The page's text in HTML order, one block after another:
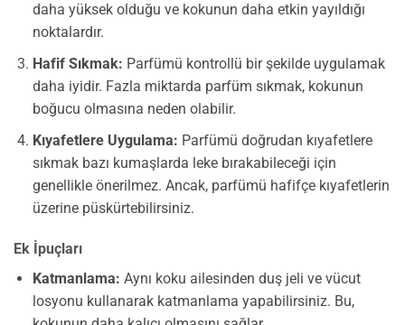
daha yüksek olduğu ve kokunun daha etkin yayıldığı
noktalardır.
Hafif Sıkmak: Parfümü kontrollü bir şekilde uygulamak
daha iyidir. Fazla miktarda parfüm sıkmak, kokunun
boğucu olmasına neden olabilir.
Kıyafetlere Uygulama: Parfümü doğrudan kıyafetlere
sıkmak bazı kumaşlarda leke bırakabileceği için
genellikle önerilmez. Ancak, parfümü hafifçe kıyafetlerin
üzerine püskürtebilirsiniz.
Ek İpuçları
Katmanlama: Aynı koku ailesinden duş jeli ve vücut
losyonu kullanarak katmanlama yapabilirsiniz. Bu,